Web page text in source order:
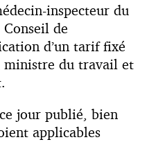
inspecteur du
de
d’un tarif fixé
du travail et
jour publié, bien
applicables